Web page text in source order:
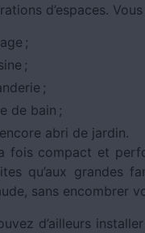
d’espaces.
;
;
;
de bain ;
abri de jardin.
fois compact et
qu’aux grandes
sans encombrer
d’ailleurs